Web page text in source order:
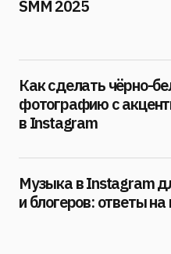
SMM 2025
Как сделать чёрно-
фотографию с
в Instagram
Музыка в Instagram
и блогеров: ответы